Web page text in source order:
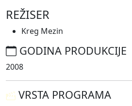
REŽISER
Kreg Mezin
GODINA PRODUKCIJE
2008
VRSTA PROGRAMA